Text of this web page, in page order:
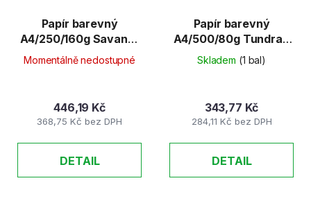
Papír barevný
A4/250/160g Savana-
meruňková 05
Momentálně nedostupné
368,75 Kč bez DPH
446,19 Kč
DETAIL
Papír barevný
A4/500/80g Tundra -
Skladem (1 bal)
284,11 Kč bez DPH
343,77 Kč
DETAIL